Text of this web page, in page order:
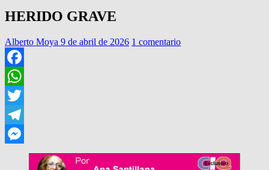
HERIDO GRAVE
Alberto Moya 9 de abril de 2026 1 comentario
Facebook
WhatsApp
Twitter
Telegram
Messenger